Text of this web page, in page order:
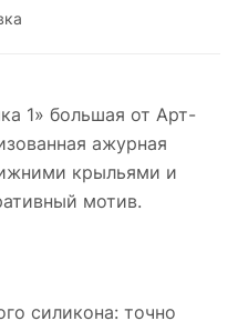
1» большая от Арт-
ажурная
крыльями и
мотив.
силикона: точно